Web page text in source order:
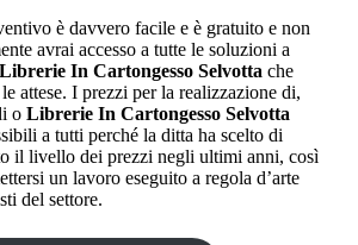
è davvero facile e è gratuito e non
avrai accesso a tutte le soluzioni a
Librerie In Cartongesso Selvotta che
attese. I prezzi per la realizzazione di,
o Librerie In Cartongesso Selvotta
a tutti perché la ditta ha scelto di
il livello dei prezzi negli ultimi anni, così
un lavoro eseguito a regola d’arte
del settore.